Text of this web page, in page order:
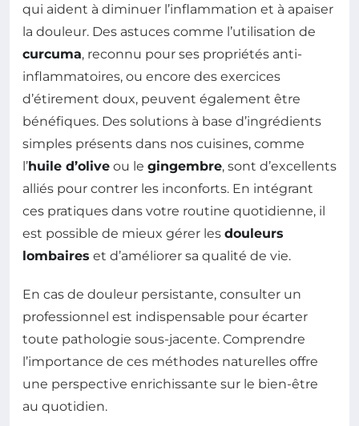
qui aident à diminuer l’inflammation et à apaiser
la douleur. Des astuces comme l’utilisation de
curcuma, reconnu pour ses propriétés anti-
inflammatoires, ou encore des exercices
d’étirement doux, peuvent également être
bénéfiques. Des solutions à base d’ingrédients
simples présents dans nos cuisines, comme
l’huile d’olive ou le gingembre, sont d’excellents
alliés pour contrer les inconforts. En intégrant
ces pratiques dans votre routine quotidienne, il
est possible de mieux gérer les douleurs
lombaires et d’améliorer sa qualité de vie.
En cas de douleur persistante, consulter un
professionnel est indispensable pour écarter
toute pathologie sous-jacente. Comprendre
l’importance de ces méthodes naturelles offre
une perspective enrichissante sur le bien-être
au quotidien.